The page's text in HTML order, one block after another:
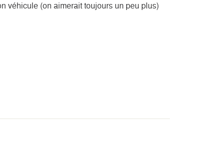
véhicule (on aimerait toujours un peu plus)